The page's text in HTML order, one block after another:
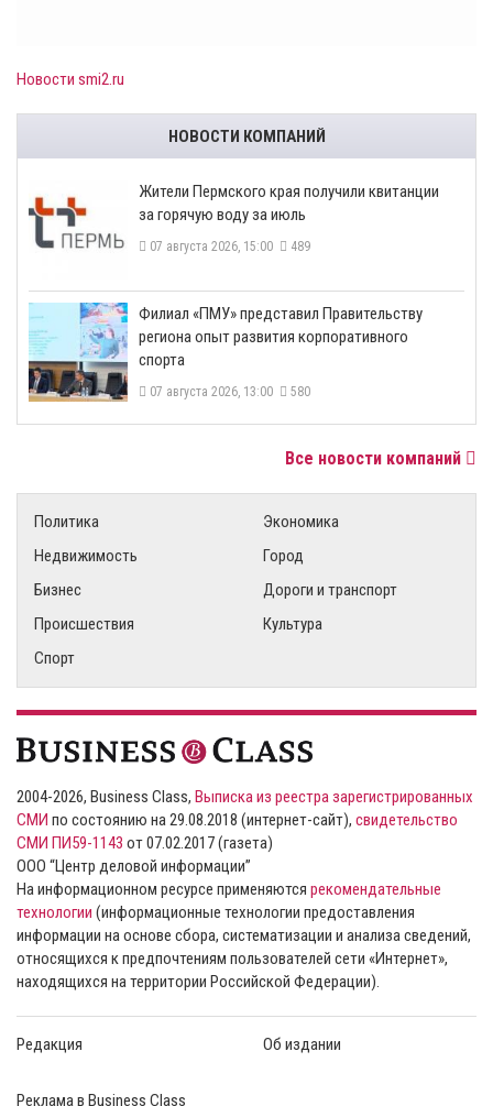
Новости smi2.ru
НОВОСТИ КОМПАНИЙ
​Жители Пермского края получили квитанции
за горячую воду за июль
07 августа 2026, 15:00 489
​Филиал «ПМУ» представил Правительству
региона опыт развития корпоративного
спорта
07 августа 2026, 13:00 580
Все новости компаний
Политика
Экономика
Недвижимость
Город
Бизнес
Дороги и транспорт
Происшествия
Культура
Спорт
2004-2026, Business Class, Выписка из реестра зарегистрированных
СМИ по состоянию на 29.08.2018 (интернет-сайт), свидетельство
СМИ ПИ59-1143 от 07.02.2017 (газета)
ООО “Центр деловой информации”
На информационном ресурсе применяются рекомендательные
технологии (информационные технологии предоставления
информации на основе сбора, систематизации и анализа сведений,
относящихся к предпочтениям пользователей сети «Интернет»,
находящихся на территории Российской Федерации).
Редакция Об издании
Реклама в Business Class